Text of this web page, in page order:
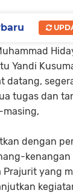
baru
Furzam
Yandi
datang,
tugas dan
masing,
dengan
yang